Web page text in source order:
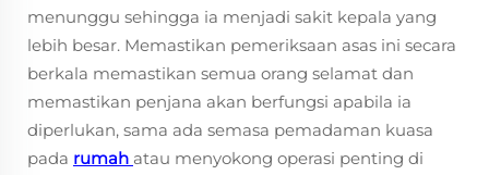
menunggu sehingga ia menjadi sakit kepala yang
lebih besar. Memastikan pemeriksaan asas ini secara
berkala memastikan semua orang selamat dan
memastikan penjana akan berfungsi apabila ia
diperlukan, sama ada semasa pemadaman kuasa
pada rumah atau menyokong operasi penting di